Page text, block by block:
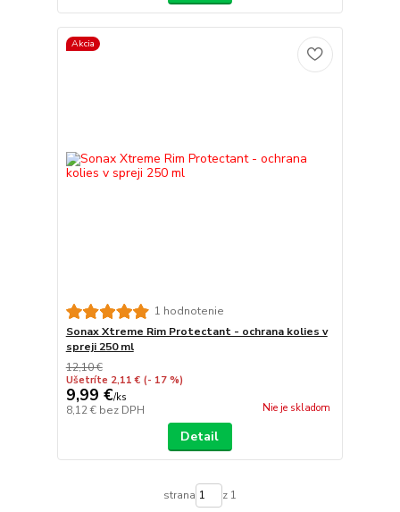
Akcia
1 hodnotenie
Sonax Xtreme Rim Protectant - ochrana kolies v
spreji 250 ml
12,10 €
Ušetríte 2,11 € (- 17 %)
9,99 €/ks
8,12 € bez DPH Nie je skladom
Detail
strana z 1